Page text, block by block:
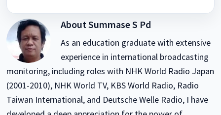
AboutSummase S Pd
As an education graduate with extensive
experience in international broadcasting
monitoring, including roles with NHK World Radio Japan
(2001-2010), NHK World TV, KBS World Radio, Radio
Taiwan International, and Deutsche Welle Radio, I have